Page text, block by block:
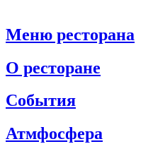
Меню ресторана
О ресторане
События
Атмфосфера